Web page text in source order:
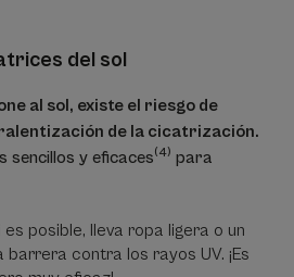
del sol
al sol, existe el riesgo de
de la cicatrización.
sencillos y eficaces(4) para
posible, lleva ropa ligera o un
contra los rayos UV. ¡Es